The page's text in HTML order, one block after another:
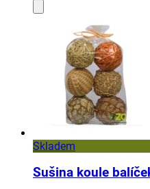
Skladem
Sušina koule